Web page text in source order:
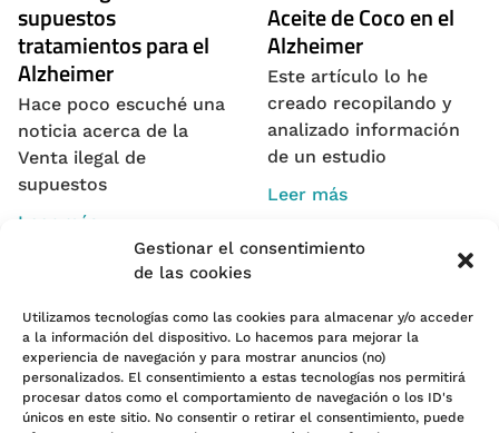
Gestionar el consentimiento
de las cookies
Utilizamos tecnologías como las cookies para almacenar y/o acceder
a la información del dispositivo. Lo hacemos para mejorar la
experiencia de navegación y para mostrar anuncios (no)
personalizados. El consentimiento a estas tecnologías nos permitirá
procesar datos como el comportamiento de navegación o los ID's
únicos en este sitio. No consentir o retirar el consentimiento, puede
supuestos
tratamientos para el
Alzheimer
Hace poco escuché una
noticia acerca de la
Venta ilegal de
supuestos
Leer más
Aceite de Coco en el
Alzheimer
Este artículo lo he
creado recopilando y
analizado información
de un estudio
Leer más
Política de cookies (UE)
Política de Privacidad